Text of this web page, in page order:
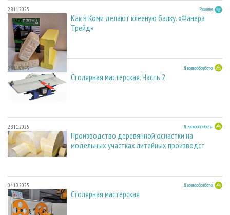
28.11.2025 Развитие
Как в Коми делают клееную балку. «Фанера
Трейд»
28.11.2025 Деревообработка
Столярная мастерская. Часть 2
28.11.2025 Деревообработка
Производство деревянной оснастки на
модельных участках литейных производст
04.10.2025 Деревообработка
Столярная мастерская